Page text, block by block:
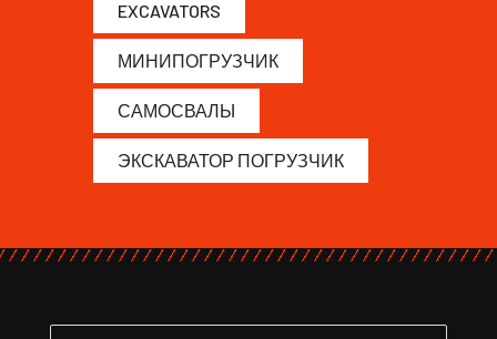
EXCAVATORS
МИНИПОГРУЗЧИК
САМОСВАЛЫ
ЭКСКАВАТОР ПОГРУЗЧИК